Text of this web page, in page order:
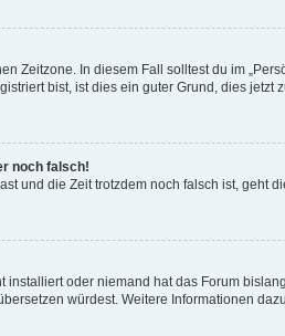
Zeitzone. In diesem Fall solltest du im
bist, ist dies ein guter Grund, dies jetzt
noch falsch!
und die Zeit trotzdem noch falsch ist,
oder niemand hat das Forum
würdest. Weitere Informationen